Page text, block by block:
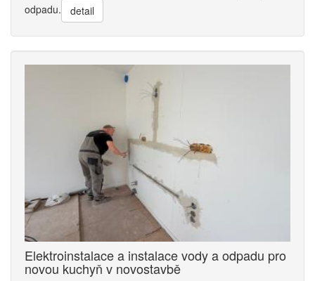
odpadu.
detail
Elektroinstalace a instalace vody a odpadu pro
novou kuchyň v novostavbě